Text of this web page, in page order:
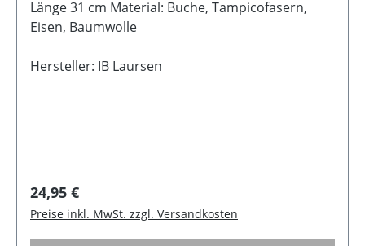
Länge 31 cm Material: Buche, Tampicofasern,
Eisen, Baumwolle
Hersteller: IB Laursen
Regulärer Preis:
24,95 €
Preise inkl. MwSt. zzgl. Versandkosten